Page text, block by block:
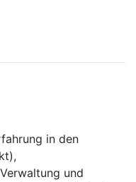
in den
und